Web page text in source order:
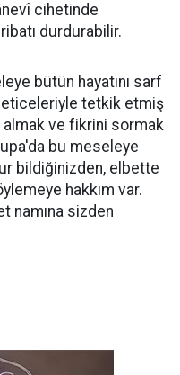
cihetinde
durdurabilir.
bütün hayatını sarf
tetkik etmiş
almak ve fikrini sormak
bu meseleye
bildiğinizden, elbette
hakkım var.
namına sizden